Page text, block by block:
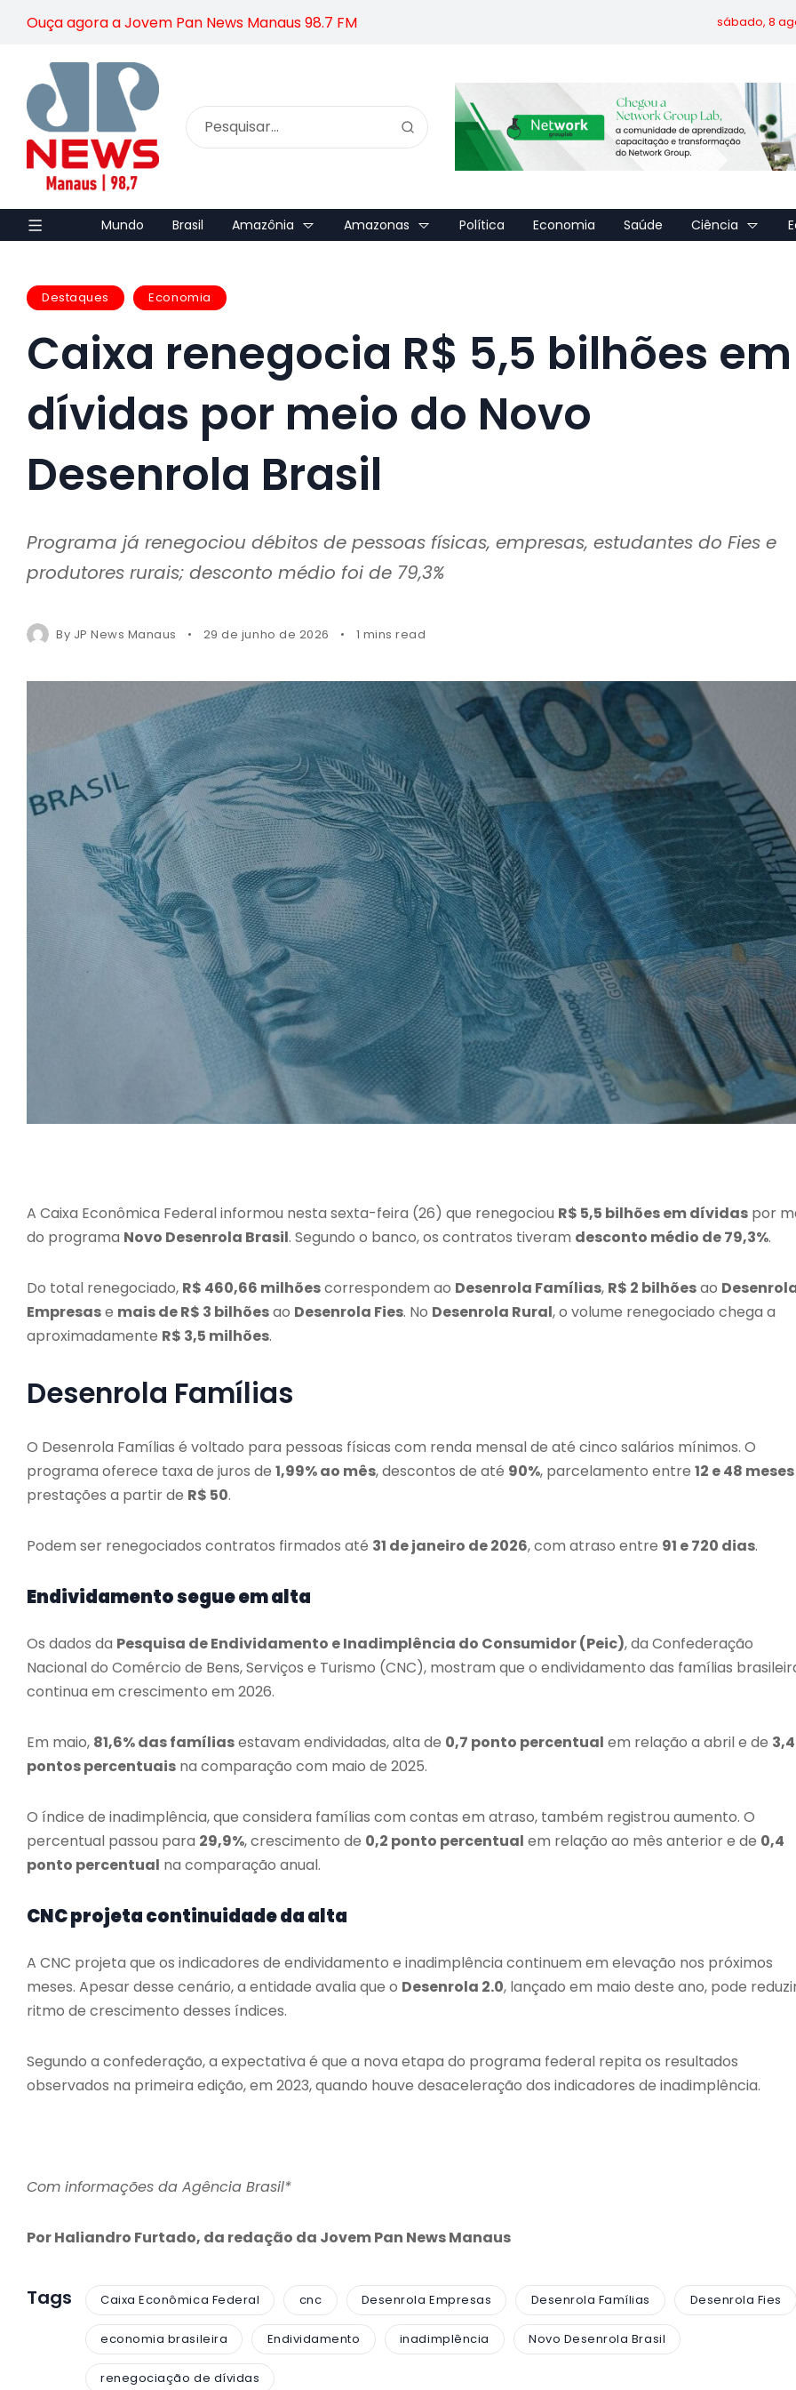
Ouça agora a Jovem Pan News Manaus 98.7 FM sábado, 8
Mundo Brasil Amazônia Amazonas Política Economia Saúde Ciência
Destaques Economia
Caixa renegocia R$ 5,5 bilhões em
dívidas por meio do Novo
Desenrola Brasil
Programa já renegociou débitos de pessoas físicas, empresas, estudantes do Fies e
produtores rurais; desconto médio foi de 79,3%
By JP News Manaus 29 de junho de 2026 1 mins read
A Caixa Econômica Federal informou nesta sexta-feira (26) que renegociou R$ 5,5 bilhões em dívidas por
do programa Novo Desenrola Brasil. Segundo o banco, os contratos tiveram desconto médio de 79,3%.
Do total renegociado, R$ 460,66 milhõescorrespondem ao Desenrola Famílias, R$ 2 bilhõesao
Empresase mais de R$ 3 bilhõesao Desenrola Fies. No Desenrola Rural, o volume renegociado chega a
aproximadamente R$ 3,5 milhões.
Desenrola Famílias
O Desenrola Famílias é voltado para pessoas físicas com renda mensal de até cinco salários mínimos. O
programa oferece taxa de juros de 1,99% ao mês, descontos de até 90%, parcelamento entre 12 e 48 meses
prestações a partir de R$ 50.
Podem ser renegociados contratos firmados até 31 de janeiro de 2026, com atraso entre 91 e 720 dias.
Endividamento segue em alta
Os dados da Pesquisa de Endividamento e Inadimplência do Consumidor (Peic), da Confederação
Nacional do Comércio de Bens, Serviços e Turismo (CNC), mostram que o endividamento das famílias
continua em crescimento em 2026.
Em maio, 81,6% das famíliasestavam endividadas, alta de 0,7 ponto percentual em relação a abril e de 3,4
pontos percentuais na comparação com maio de 2025.
O índice de inadimplência, que considera famílias com contas em atraso, também registrou aumento. O
percentual passou para 29,9%, crescimento de 0,2 ponto percentual em relação ao mês anterior e de 0,4
ponto percentual na comparação anual.
CNC projeta continuidade da alta
A CNC projeta que os indicadores de endividamento e inadimplência continuem em elevação nos próximos
meses. Apesar desse cenário, a entidade avalia que o Desenrola 2.0, lançado em maio deste ano, pode
ritmo de crescimento desses índices.
Segundo a confederação, a expectativa é que a nova etapa do programa federal repita os resultados
observados na primeira edição, em 2023, quando houve desaceleração dos indicadores de inadimplência.
Com informações da Agência Brasil*
Por Haliandro Furtado, da redação da Jovem Pan News Manaus
Tags Caixa Econômica Federal cnc Desenrola Empresas Desenrola Famílias Desenrola Fies
economia brasileira Endividamento inadimplência Novo Desenrola Brasil
renegociação de dívidas